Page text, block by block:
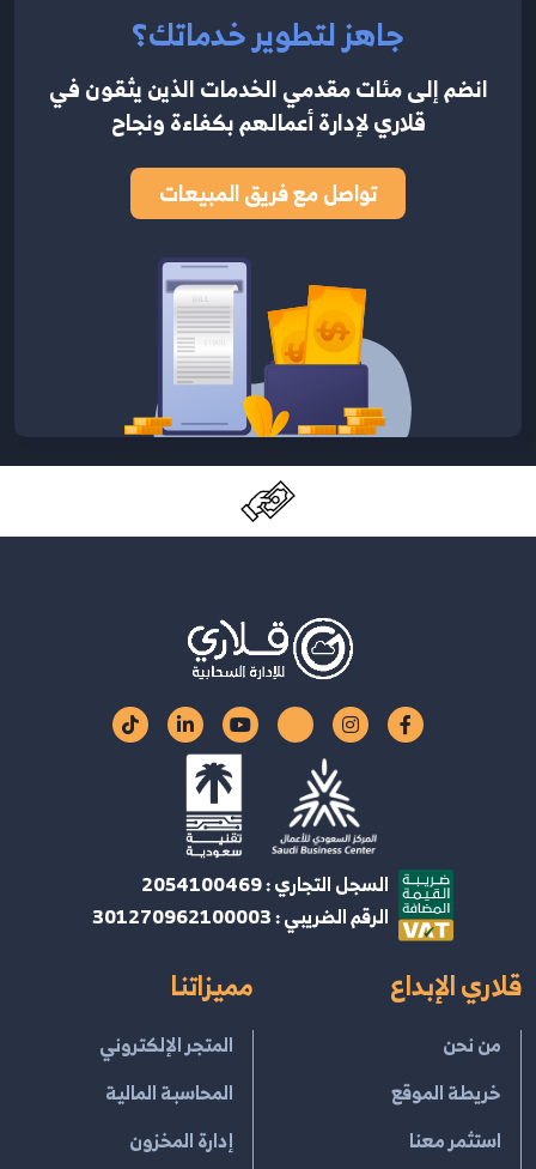
جاهز لتطوير خدماتك؟
انضم إلى مئات مقدمي الخدمات الذين يثقون في
قلاري لإدارة أعمالهم بكفاءة ونجاح
تواصل مع فريق المبيعات
السجل التجاري : 2054100469
الرقم الضريبي : 301270962100003
قلاري الإبداع
من نحن
خريطة الموقع
استثمر معنا
مميزاتنا
المتجر الإلكتروني
المحاسبة المالية
إدارة المخزون